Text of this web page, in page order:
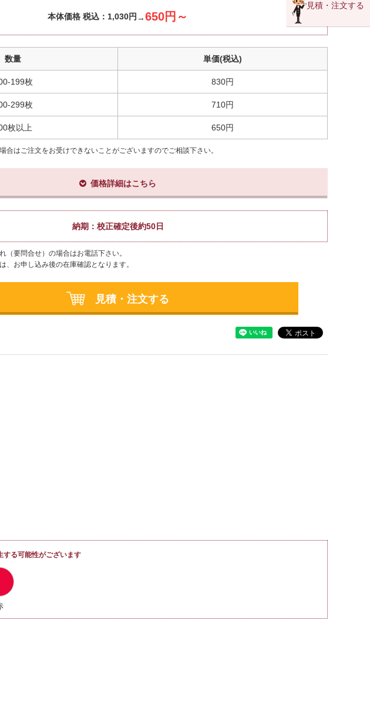
本体価格 税込： 1,030円 650円～
数量 単価(税込)
199枚 830円
299枚 710円
枚以上 650円
はご注文をお受けできないことがございますのでご相談下さい。
価格詳細はこちら
納期： 校正確定後約50日
（要問合せ）の場合はお電話下さい。
、お申し込み後の在庫確認となります。
見積・注文する
る可能性がございます
見積・注文する